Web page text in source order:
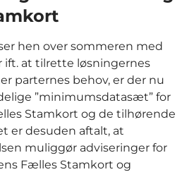
hen over sommeren med
ift. at tilrette løsningernes
parternes behov, er der nu
”minimumsdatasæt” for
Stamkort og de tilhørende
er desuden aftalt, at
muliggør adviseringer for
Fælles Stamkort og